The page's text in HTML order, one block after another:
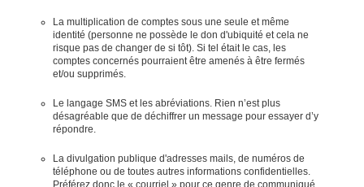
La multiplication de comptes sous une seule et même
identité (personne ne possède le don d'ubiquité et cela ne
risque pas de changer de si tôt). Si tel était le cas, les
comptes concernés pourraient être amenés à être fermés
et/ou supprimés.
Le langage SMS et les abréviations. Rien n’est plus
désagréable que de déchiffrer un message pour essayer d’y
répondre.
La divulgation publique d'adresses mails, de numéros de
téléphone ou de toutes autres informations confidentielles.